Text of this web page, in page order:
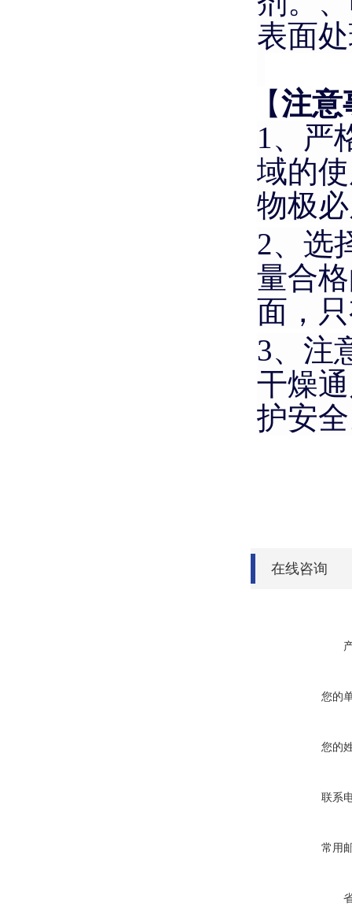
表面
【注意
1、 严
域的
物极
2、 选
量合
面，
3、 注
干燥
护安
在线咨询
您的
您的
联系
常用